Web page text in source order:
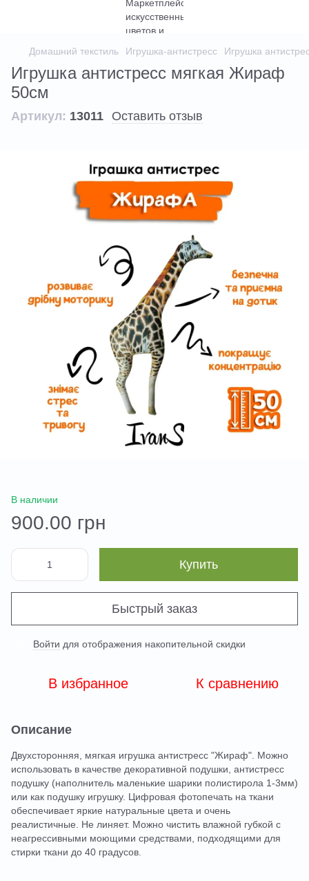
Домашний текстиль Игрушка-антистресс Игрушка
Игрушка антистресс мягкая Жираф
50см
Артикул: 13011 Оставить отзыв
В наличии
900.00 грн
Купить
Быстрый заказ
Войти для отображения накопительной скидки
В избранное К сравнению
Описание
Двухсторонняя, мягкая игрушка антистресс "Жираф". Можно
использовать в качестве декоративной подушки, антистресс
подушку (наполнитель маленькие шарики полистирола 1-3мм)
или как подушку игрушку. Цифровая фотопечать на ткани
обеспечивает яркие натуральные цвета и очень
реалистичные. Не линяет. Можно чистить влажной губкой с
неагрессивными моющими средствами, подходящими для
стирки ткани до 40 градусов.